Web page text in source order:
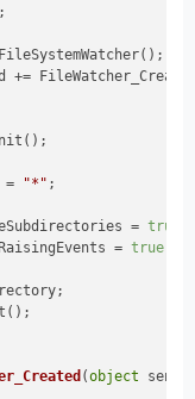
+=
=
"*" ;
=
true
=
true;
(object